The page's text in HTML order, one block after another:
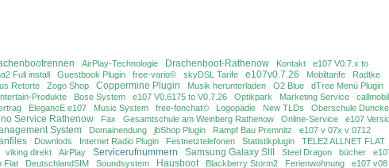
AirPlay-Technologie Drachenboot-Rathenow Kontakt
e107 V0.7.x to
Full install Guestbook Plugin free-vario© skyDSL Tarife e107v0.7.26 Mobiltarife
Radtke
Retorte Zogo Shop Coppermine Plugin Musik herunterladen O2 Blue
dTree Menü Plugin
Produkte Bose System e107 V0.6175 to V0.7.26 Optikpark Marketing Service
ElegancE e107 Music System free-fonchat© Logopädie New TLDs
Oberschule
Service Rathenow Fax Gesamtschule am Weinberg Rathenow Online-Service
e107
System Domainendung jbShop Plugin Rampf Bau Premnitz
e107 v 07x v 0712
Downlods Internet Radio Plugin Festnetztelefonen Statistikplugin TELE2 ALLNET FLAT
viking direkt AirPlay Servicerufnummern Samsung Galaxy SIII Steel Dragon bücher
Flat DeutschlandSIM Soundsystem Hausboot Blackberry Storm2 Ferienwohnung e107 v08